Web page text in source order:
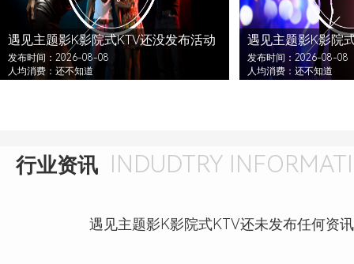
遇见主题影K影院式KTV还没发布活动
发布时间：2026-08-08
人均消费：还不知道
遇见主题影K影院
发布时间：2026-08-08
人均消费：还不知道
行业资讯 INDUDTRY
遇见主题影K影院式KTV还未发布任何资